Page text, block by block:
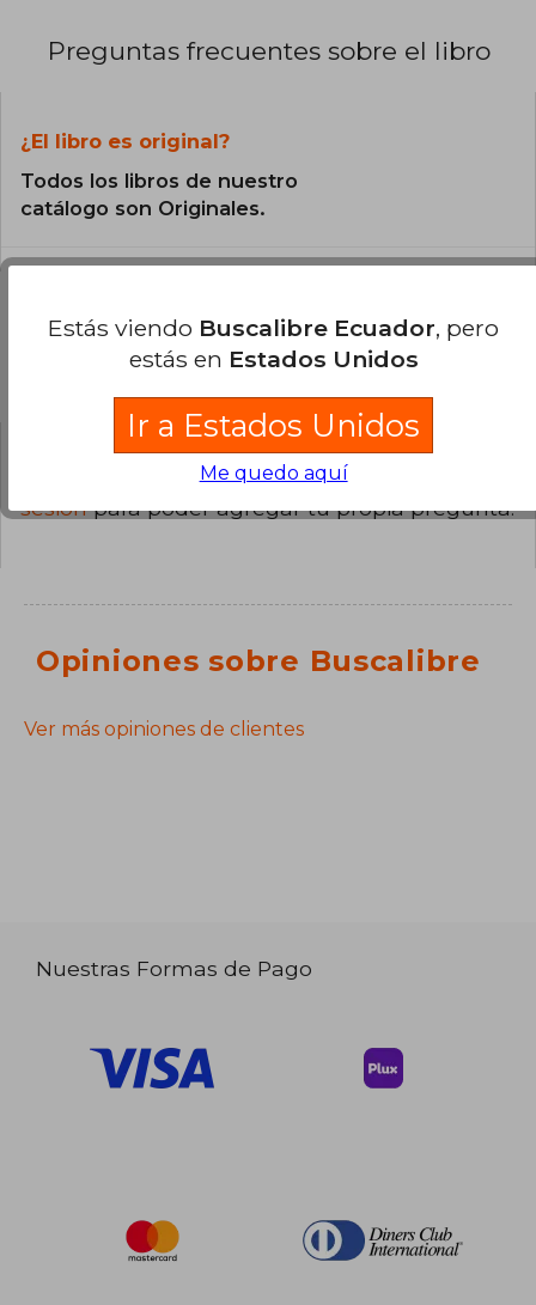
Preguntas frecuentes sobre el libro
¿El libro es original?
Todos los libros de nuestro
catálogo son Originales.
Preguntas y respuestas sobre el libro
¿Tienes una pregunta sobre el libro?
sesiónpara poder agregar tu propia pregunta.
Opiniones sobre Buscalibre
Ver más opiniones de clientes
Nuestras Formas de Pago
Estás viendo Buscalibre Ecuador, pero
estás en Estados Unidos
Ir a Estados Unidos
Me quedo aquí